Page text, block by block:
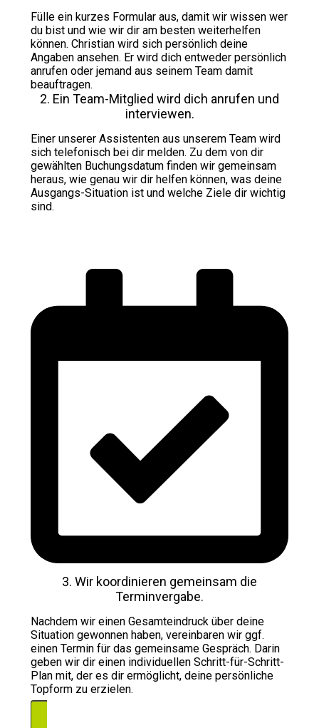
Fülle ein kurzes Formular aus, damit wir wissen wer
du bist und wie wir dir am besten weiterhelfen
können. Christian wird sich persönlich deine
Angaben ansehen. Er wird dich entweder persönlich
anrufen oder jemand aus seinem Team damit
beauftragen.
2. Ein Team-Mitglied wird dich anrufen und
interviewen.
Einer unserer Assistenten aus unserem Team wird
sich telefonisch bei dir melden. Zu dem von dir
gewählten Buchungsdatum finden wir gemeinsam
heraus, wie genau wir dir helfen können, was deine
Ausgangs-Situation ist und welche Ziele dir wichtig
sind.
3. Wir koordinieren gemeinsam die
Terminvergabe.
Nachdem wir einen Gesamteindruck über deine
Situation gewonnen haben, vereinbaren wir ggf.
einen Termin für das gemeinsame Gespräch. Darin
geben wir dir einen individuellen Schritt-für-Schritt-
Plan mit, der es dir ermöglicht, deine persönliche
Topform zu erzielen.